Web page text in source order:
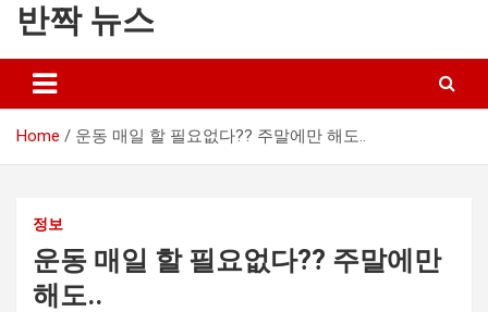
반짝 뉴스
Home 운동 매일 할 필요없다?? 주말에만 해도..
정보
운동 매일 할 필요없다?? 주말에만
해도..